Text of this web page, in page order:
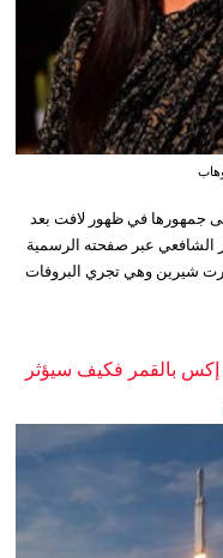
جمهورها في ظهور لافت بعد
الشافعي عبر صفحته الرسمية
شيرين وهي تجري البروفات
بالقمر فكيف سيؤثر